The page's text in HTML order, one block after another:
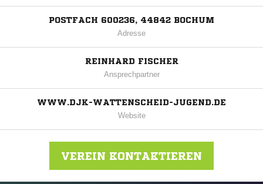
POSTFACH 600236, 44842 BOCHUM
Adresse
REINHARD FISCHER
Ansprechpartner
WWW.DJK-WATTENSCHEID-JUGEND.DE
Website
VEREIN KONTAKTIEREN